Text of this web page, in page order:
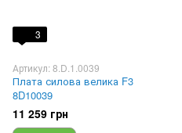
3
Артикул: 8.D.1.0039
Плата силова велика F3
8D10039
11 259 грн